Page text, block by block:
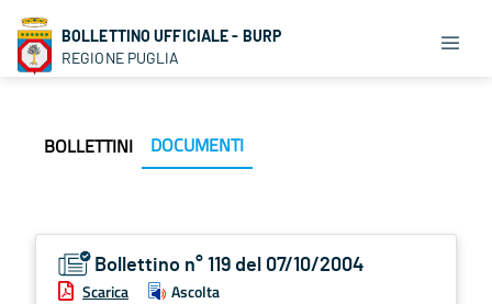
BOLLETTINO UFFICIALE - BURP
REGIONE PUGLIA
BOLLETTINI DOCUMENTI
Bollettino n° 119 del 07/10/2004
Scarica Ascolta